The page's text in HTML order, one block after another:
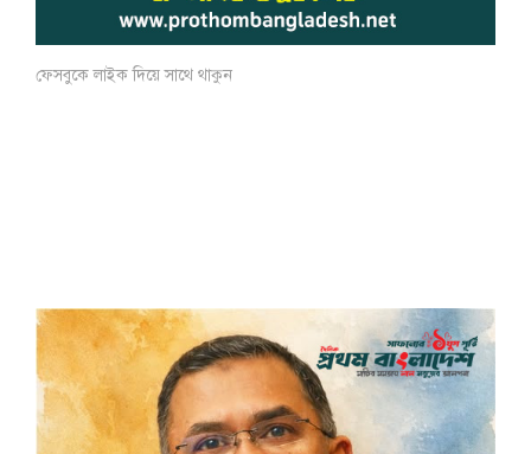
ফেসবুকে লাইক দিয়ে সাথে থাকুন